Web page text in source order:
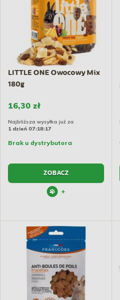
LITTLE ONE Owocowy Mix
180g
16,30 zł
Najbliższa wysyłka już za
1 dzień 07:18:17
Brak u dystrybutora
ZOBACZ
+